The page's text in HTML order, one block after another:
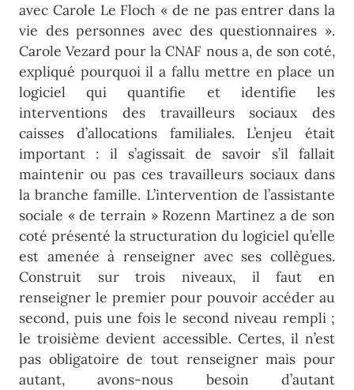
avec Carole Le Floch « de ne pas entrer dans la
vie des personnes avec des questionnaires ».
Carole Vezard pour la CNAF nous a, de son coté,
expliqué pourquoi il a fallu mettre en place un
logiciel qui quantifie et identifie les
interventions des travailleurs sociaux des
caisses d’allocations familiales. L’enjeu était
important : il s’agissait de savoir s’il fallait
maintenir ou pas ces travailleurs sociaux dans
la branche famille. L’intervention de l’assistante
sociale « de terrain » Rozenn Martinez a de son
coté présenté la structuration du logiciel qu’elle
est amenée à renseigner avec ses collègues.
Construit sur trois niveaux, il faut en
renseigner le premier pour pouvoir accéder au
second, puis une fois le second niveau rempli ;
le troisième devient accessible. Certes, il n’est
pas obligatoire de tout renseigner mais pour
autant, avons-nous besoin d’autant